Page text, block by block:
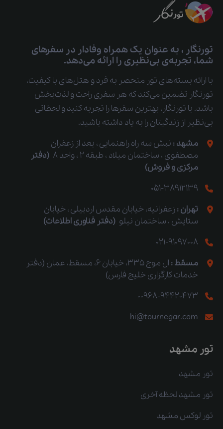
تورنگار ، به عنوان یک همراه وفادار در سفرهای
شما، تجربه‌ی بی‌نظیری را ارائه می‌دهد.
با ارائه بسته‌های تور منحصر به فرد و هتل‌های با کیفیت،
تورنگار تضمین می‌کند که هر سفری راحت و لذت‌بخش
باشد. با تورنگار، بهترین سفرها را تجربه کنید و لحظاتی
بی‌نظیر از زندگیتان را به یاد داشته باشید.
مشهد : نبش سه راه راهنمایی ، بعد از زعفران
مصطفوی ، ساختمان میلاد ، طبقه 2 ، واحد 8
(دفتر
مرکزی و فروش)
051-38912139
تهران :زعفرانیه، خیابان مقدس اردبیلی ، خیابان
ستایش ، ساختمان نیلو (دفتر فناوری اطلاعات)
021-91097008
مسقط :
ال موج 335، خیابان 6، مسقط، عمان (دفتر
خدمات کارگزاری خلیج فارس)
00968-94420473
hi@tournegar.com
تور مشهد
تور مشهد
تور مشهد لحظه آخری
تور لوکس مشهد